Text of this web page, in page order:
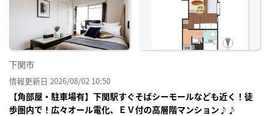
下関市
情報更新日 2026/08/02 10:50
【角部屋・駐車場有】下関駅すぐそばシーモールなども近く！徒
歩圏内で！広々オール電化、ＥＶ付の高層階マンション♪♪